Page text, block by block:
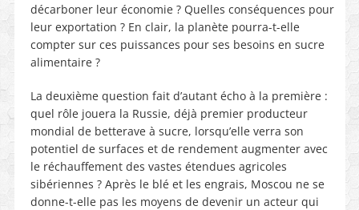
décarboner leur économie ? Quelles conséquences pour
leur exportation ? En clair, la planète pourra-t-elle
compter sur ces puissances pour ses besoins en sucre
alimentaire ?
La deuxième question fait d’autant écho à la première :
quel rôle jouera la Russie, déjà premier producteur
mondial de betterave à sucre, lorsqu’elle verra son
potentiel de surfaces et de rendement augmenter avec
le réchauffement des vastes étendues agricoles
sibériennes ? Après le blé et les engrais, Moscou ne se
donne-t-elle pas les moyens de devenir un acteur qui